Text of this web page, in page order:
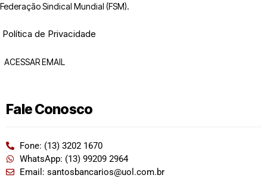
Federação Sindical Mundial (FSM).
Política de Privacidade
ACESSAR EMAIL
Fale Conosco
Fone: (13) 3202 1670
WhatsApp: (13) 99209 2964
Email: santosbancarios@uol.com.br